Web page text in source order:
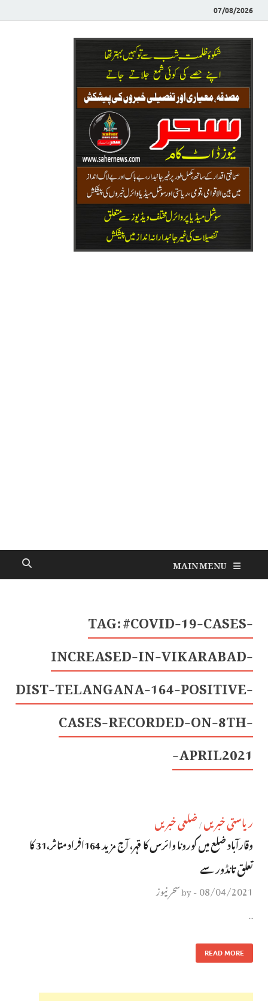
07/08/2026
MAIN MENU
TAG:#COVID-19-CASES-
INCREASED-IN-VIKARABAD-
DIST-TELANGANA-164-POSITIVE-
CASES-RECORDED-ON-8TH-
APRIL2021-
ریاستی خبریں / ضلعی خبریں
وقارآباد ضلع میں کورونا وائرس کا قہر، آج مزید 164افراد متاثر،31 کا
تعلق تانڈور سے
08/04/2021
-
byسحر نیوز
…
READ MORE